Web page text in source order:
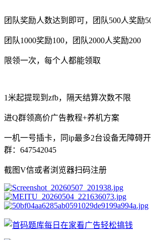
团队奖励人数达到即可，团队500人奖励
团队1000奖励100，团队2000人奖励200
限领一次，每个人都能领取
1米起提现到zfb，隔天结算次数不限
进Q群领高价广告教程+养机方案
一机一号插卡，同ip最多2台设备无障碍
群：647542045
截图V信或者浏览器扫码注册